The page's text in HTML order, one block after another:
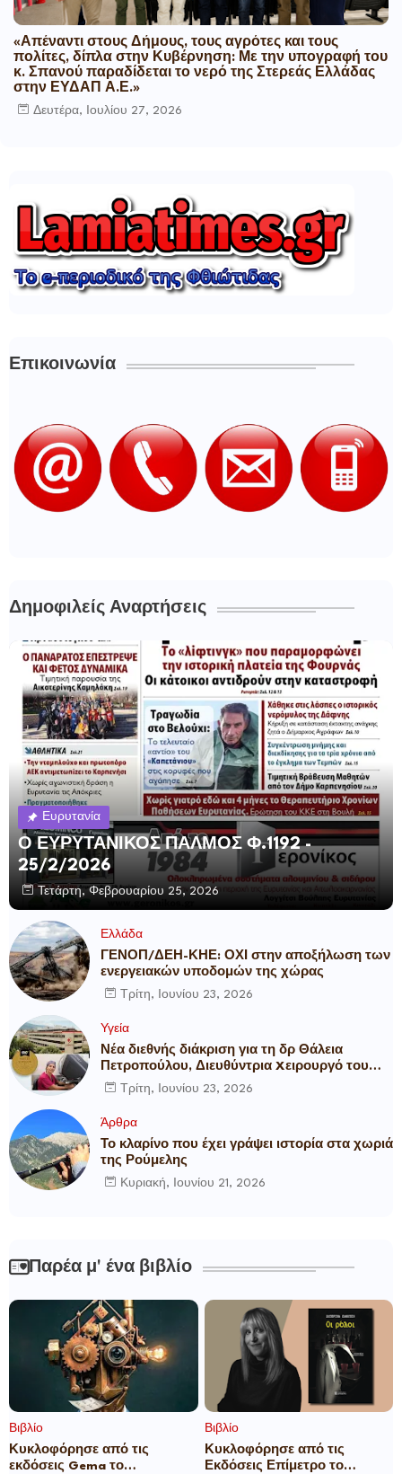
«Απέναντι στους Δήμους, τους αγρότες και τους
πολίτες, δίπλα στην Κυβέρνηση: Με την υπογραφή του
κ. Σπανού παραδίδεται το νερό της Στερεάς Ελλάδας
στην ΕΥΔΑΠ Α.Ε.»
Δευτέρα, Ιουλίου 27, 2026
Επικοινωνία
Δημοφιλείς Αναρτήσεις
Ευρυτανία
Ο ΕΥΡΥΤΑΝΙΚΟΣ ΠΑΛΜΟΣ Φ.1192 -
25/2/2026
Τετάρτη, Φεβρουαρίου 25, 2026
Ελλάδα
ΓΕΝΟΠ/ΔΕΗ-ΚΗΕ: ΟΧΙ στην αποξήλωση των
ενεργειακών υποδομών της χώρας
Τρίτη, Ιουνίου 23, 2026
Υγεία
Νέα διεθνής διάκριση για τη δρ Θάλεια
Πετροπούλου, Διευθύντρια Xειρουργό του
Metropolitan General
Τρίτη, Ιουνίου 23, 2026
Άρθρα
Το κλαρίνο που έχει γράψει ιστορία στα χωριά
της Ρούμελης
Κυριακή, Ιουνίου 21, 2026
Παρέα μ' ένα βιβλίο
Βιβλίο
Κυκλοφόρησε από τις
εκδόσεις Gema το
Βιβλίο
Κυκλοφόρησε από τις
Εκδόσεις Επίμετρο το